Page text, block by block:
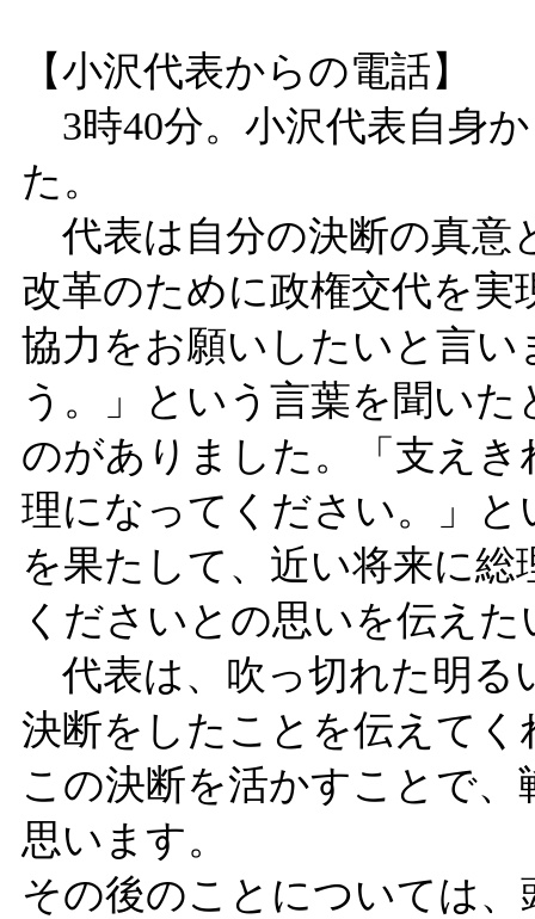
【小沢代表からの電話】
3時40分。小沢代表自身
た。
代表は自分の決断の真意
改革のために政権交代を
協力をお願いしたいと言
う。」という言葉を聞い
のがありました。「支え
理になってください。」
を果たして、近い将来に
くださいとの思いを伝え
代表は、吹っ切れた明る
決断をしたことを伝えてく
この決断を活かすことで
思います。
その後のことについては